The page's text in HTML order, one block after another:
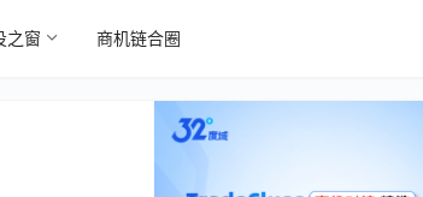
之窗 商机链合圈